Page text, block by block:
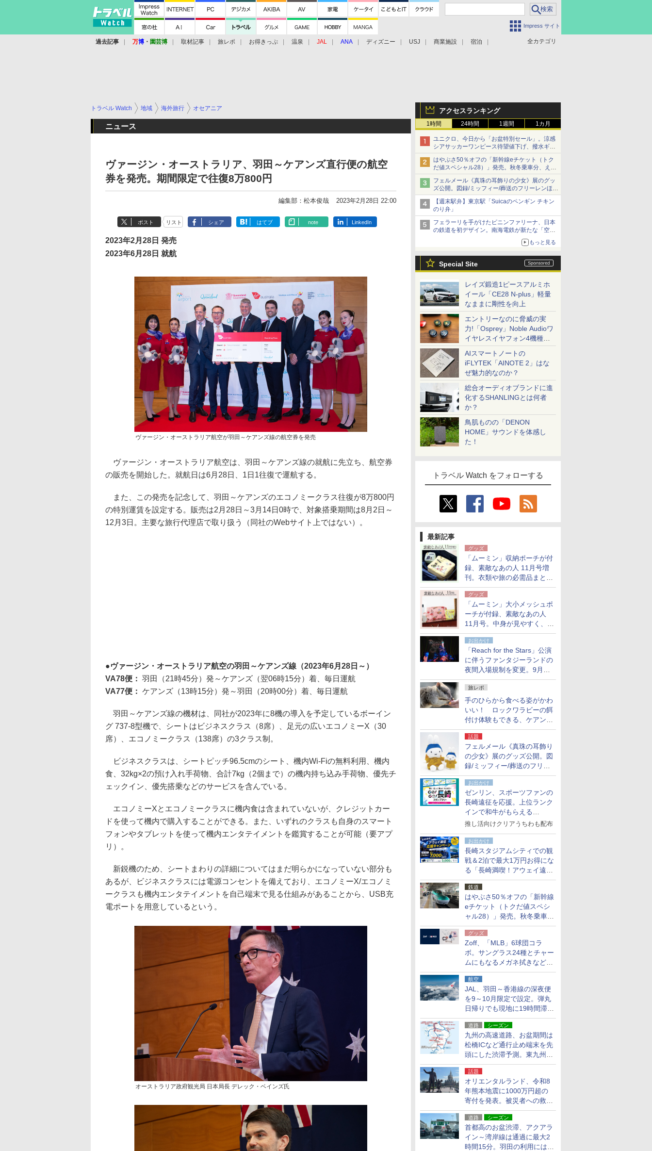
Impress サイト
全カテゴリ
過去記事 万博 ・ 園芸博 取材記事 旅レポ お得きっぷ 温泉 JAL ANA ディズニー USJ 商業施設 宿泊
アクセスランキング
1時間 24時間 1週間 1カ月
ユニクロ、今日から「お盆特別セール」。涼感
シアサッカーワンピース待望値下げ、撥水ギア
ショーツは1990円に
はやぶさ50％オフの「新幹線eチケット（トク
だ値スペシャル28）」発売。秋冬乗車分、えき
ねっと限定
フェルメール《真珠の耳飾りの少女》展のグッ
ズ公開。図録/ミッフィー/葬送のフリーレンほ
か、注目ブランドコラボが実現
【週末駅弁】東京駅「Suicaのペンギン チキン
のり弁」
フェラーリを手がけたピニンファリーナ、日本
の鉄道を初デザイン。南海電鉄が新たな「空港
もっと見る
Special Site
レイズ鍛造1ピースアルミホ
イール「CE28 N-plus」軽量
なままに剛性を向上
エントリーなのに脅威の実
力!「Osprey」Noble Audioワ
イヤレスイヤフォン4機種を
一気に聴く
AIスマートノートの
iFLYTEK「AINOTE 2」はな
ぜ魅力的なのか？
総合オーディオブランドに進
化するSHANLINGとは何者
か？
鳥肌ものの「DENON
HOME」サウンドを体感し
た！
トラベル Watch をフォローする
最新記事
グッズ
「ムーミン」収納ポーチが付
録、素敵なあの人 11月号増
刊。衣類や旅の必需品まとま
る大小2個セット
グッズ
「ムーミン」大小メッシュポ
ーチが付録、素敵なあの人
11月号。中身が見やすく、温
泉スパにも使える
お出かけ
「Reach for the Stars」公演
に伴うファンタジーランドの
夜間入場規制を変更。9月か
ら18時50分～20時ごろに
旅レポ
手のひらから食べる姿がかわ
いい！ ロックワラビーの餌
付け体験もできる、ケアンズ
でアサートン高原の日本語ガ
イド付きツアーに参加してみ
た
話題
フェルメール《真珠の耳飾り
の少女》展のグッズ公開。図
録/ミッフィー/葬送のフリー
レンほか、注目ブランドコラ
ボが実現
お出かけ
ゼンリン、スポーツファンの
長崎遠征を応援。上位ランク
インで和牛がもらえる
「GO！GO！長崎スタンプラ
推し活向けクリアうちわも配布
お出かけ
長崎スタジアムシティでの観
戦＆2泊で最大1万円お得にな
る「長崎満喫！アウェイ遠征
応援キャンペーン」
鉄道
はやぶさ50％オフの「新幹線
eチケット（トクだ値スペシ
ャル28）」発売。秋冬乗車
分、えきねっと限定
グッズ
Zoff、「MLB」6球団コラ
ボ。サングラス24種とチャー
ムにもなるメガネ拭きなど雑
貨24種
航空
JAL、羽田～香港線の深夜便
を9～10月限定で設定。弾丸
日帰りでも現地に19時間滞在
できる
道路 シーズン
九州の高速道路、お盆期間は
松橋ICなど通行止め端末を先
頭にした渋滞予測。東九州道
への迂回は料金調整を実施
話題
オリエンタルランド、令和8
年熊本地震に1000万円超の
寄付を発表。被災者への救援
活動・復旧支援
道路 シーズン
首都高のお盆渋滞、アクアラ
イン～湾岸線は通過に最大2
時間15分。羽田の利用には
トラベル Watch 地域 海外旅行 オセアニア
ニュース
ヴァージン・オーストラリア、羽田～ケアンズ直行便の航空
券を発売。期間限定で往復8万800円
編集部：松本俊哉 2023年2月28日 22:00
ポスト リスト シェア はてブ note LinkedIn
2023年2月28日 発売
2023年6月28日 就航
ヴァージン・オーストラリア航空が羽田～ケアンズ線の航空券を発売
ヴァージン・オーストラリア航空は、羽田～ケアンズ線の就航に先立ち、航空券
の販売を開始した。就航日は6月28日、1日1往復で運航する。
また、この発売を記念して、羽田～ケアンズのエコノミークラス往復が8万800円
の特別運賃を設定する。販売は2月28日～3月14日0時で、対象搭乗期間は8月2日～
12月3日。主要な旅行代理店で取り扱う（同社のWebサイト上ではない）。
ヴァージン・オーストラリア航空の羽田～ケアンズ線（2023年6月28日～）
VA78便： 羽田（21時45分）発～ケアンズ（翌06時15分）着、毎日運航
VA77便： ケアンズ（13時15分）発～羽田（20時00分）着、毎日運航
羽田～ケアンズ線の機材は、同社が2023年に8機の導入を予定しているボーイン
グ 737-8型機で、シートはビジネスクラス（8席）、足元の広いエコノミーX（30
席）、エコノミークラス（138席）の3クラス制。
ビジネスクラスは、シートピッチ96.5cmのシート、機内Wi-Fiの無料利用、機内
食、32kg×2の預け入れ手荷物、合計7kg（2個まで）の機内持ち込み手荷物、優先チ
ェックイン、優先搭乗などのサービスを含んでいる。
エコノミーXとエコノミークラスに機内食は含まれていないが、クレジットカー
ドを使って機内で購入することができる。また、いずれのクラスも自身のスマート
フォンやタブレットを使って機内エンタテイメントを鑑賞することが可能（要アプ
リ）。
新鋭機のため、シートまわりの詳細についてはまだ明らかになっていない部分も
あるが、ビジネスクラスには電源コンセントを備えており、エコノミーX/エコノミ
ークラスも機内エンタテイメントを自己端末で見る仕組みがあることから、USB充
電ポートを用意しているという。
オーストラリア政府観光局 日本局長 デレック・ベインズ氏